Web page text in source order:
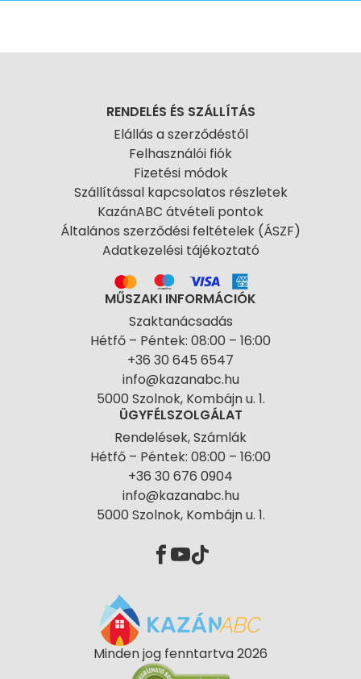
RENDELÉS ÉS SZÁLLÍTÁS
Elállás a szerződéstől
Felhasználói fiók
Fizetési módok
Szállítással kapcsolatos részletek
KazánABC átvételi pontok
Általános szerződési feltételek (ÁSZF)
Adatkezelési tájékoztató
MŰSZAKI INFORMÁCIÓK
Szaktanácsadás
Hétfő – Péntek: 08:00 – 16:00
+36 30 645 6547
info@kazanabc.hu
5000 Szolnok, Kombájn u. 1.
ÜGYFÉLSZOLGÁLAT
Rendelések, Számlák
Hétfő – Péntek: 08:00 – 16:00
+36 30 676 0904
info@kazanabc.hu
5000 Szolnok, Kombájn u. 1.
Minden jog fenntartva 2026